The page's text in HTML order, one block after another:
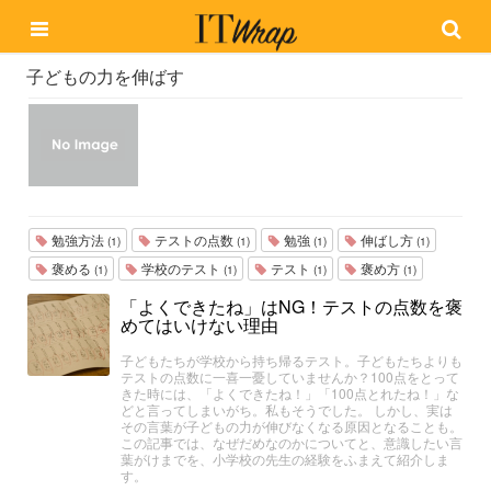
子どもの力を伸ばす
勉強方法 (1) テストの点数 (1) 勉強 (1) 伸ばし方 (1)
褒める (1) 学校のテスト (1) テスト (1) 褒め方 (1)
「よくできたね」はNG！テストの点数を褒
めてはいけない理由
子どもたちが学校から持ち帰るテスト。子どもたちよりも
テストの点数に一喜一憂していませんか？100点をとって
きた時には、「よくできたね！」「100点とれたね！」な
どと言ってしまいがち。私もそうでした。 しかし、実は
その言葉が子どもの力が伸びなくなる原因となることも。
この記事では、なぜだめなのかについてと、意識したい言
葉がけまでを、小学校の先生の経験をふまえて紹介しま
す。